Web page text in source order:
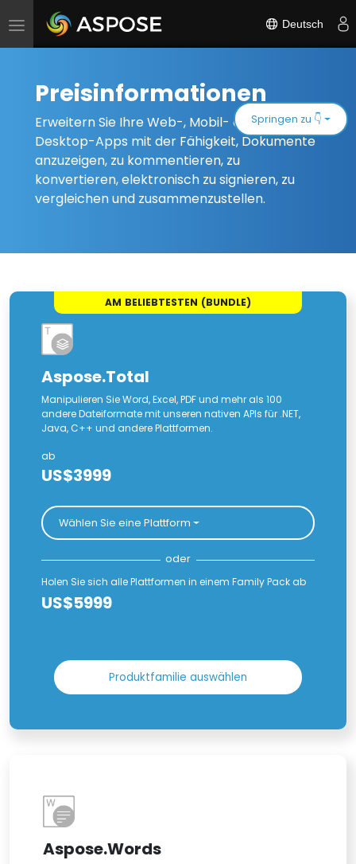
Navigation
Deutsch
Preisinformationen
Erweitern Sie Ihre Web-, Mobil- oder
Desktop-Apps mit der Fähigkeit, Dokumente
anzuzeigen, zu kommentieren, zu
konvertieren, elektronisch zu signieren, zu
vergleichen und zusammenzustellen.
Springen zu 👇
AM BELIEBTESTEN (BUNDLE)
Aspose.Total
Manipulieren Sie Word, Excel, PDF und mehr als 100
andere Dateiformate mit unseren nativen APIs für .NET,
Java, C++ und andere Plattformen.
ab
US$3999
Wählen Sie eine Plattform
oder
Holen Sie sich alle Plattformen in einem Family Pack ab
US$5999
Produktfamilie auswählen
Aspose.Words